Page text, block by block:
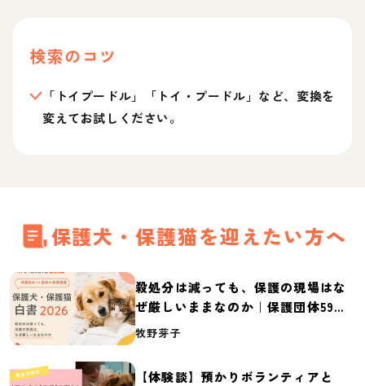
検索のコツ
「トイプードル」「トイ・プードル」など、変換を
変えてお試しください。
保護犬・保護猫を迎えたい方へ
殺処分は減っても、保護の現場はな
ぜ厳しいままなのか｜保護団体59団
体の実態調査【保護犬・保護猫白書
牧野芽子
【体験談】預かりボランティアと